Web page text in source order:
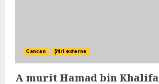
Cancan Știri externe
A murit Hamad bin